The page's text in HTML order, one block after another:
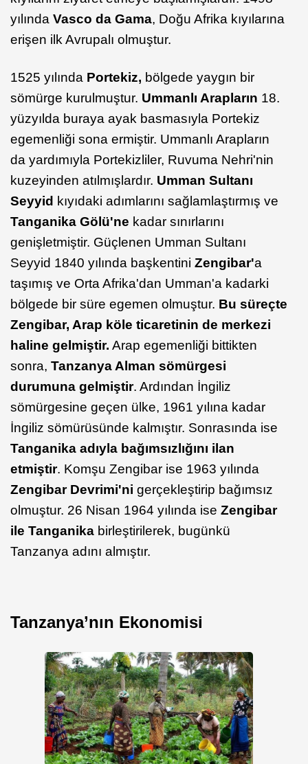
yılında Vasco da Gama, Doğu Afrika kıyılarına
erişen ilk Avrupalı olmuştur.
1525 yılında Portekiz, bölgede yaygın bir
sömürge kurulmuştur. Ummanlı Arapların 18.
yüzyılda buraya ayak basmasıyla Portekiz
egemenliği sona ermiştir. Ummanlı Arapların
da yardımıyla Portekizliler, Ruvuma Nehri'nin
kuzeyinden atılmışlardır. Umman Sultanı
Seyyid kıyıdaki adımlarını sağlamlaştırmış ve
Tanganika Gölü'ne kadar sınırlarını
genişletmiştir. Güçlenen Umman Sultanı
Seyyid 1840 yılında başkentini Zengibar'a
taşımış ve Orta Afrika'dan Umman'a kadarki
bölgede bir süre egemen olmuştur. Bu süreçte
Zengibar, Arap köle ticaretinin de merkezi
haline gelmiştir. Arap egemenliği bittikten
sonra, Tanzanya Alman sömürgesi
durumuna gelmiştir. Ardından İngiliz
sömürgesine geçen ülke, 1961 yılına kadar
İngiliz sömürüsünde kalmıştır. Sonrasında ise
Tanganika adıyla bağımsızlığını ilan
etmiştir. Komşu Zengibar ise 1963 yılında
ZengibarDevrimi'ni gerçekleştirip bağımsız
olmuştur. 26 Nisan 1964 yılında ise Zengibar
ile Tanganika birleştirilerek, bugünkü
Tanzanya adını almıştır.
Tanzanya’nın Ekonomisi